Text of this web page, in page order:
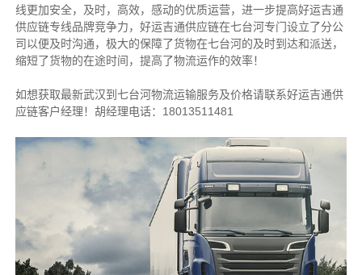
线更加安全，及时，高效，感动的优质运营，进一步提高好运吉通
供应链专线品牌竞争力，好运吉通供应链在七台河专门设立了分公
司以便及时沟通，极大的保障了货物在七台河的及时到达和派送，
缩短了货物的在途时间，提高了物流运作的效率！
如想获取最新武汉到七台河物流运输服务及价格请联系好运吉通供
应链客户经理！胡经理电话：18013511481